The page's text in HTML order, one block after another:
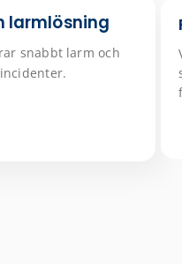
larmlösning
snabbt larm och